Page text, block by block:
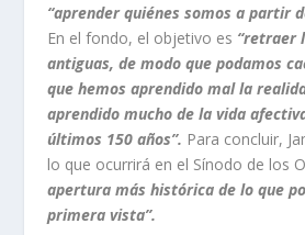
“aprender quiénes somos a partir
En el fondo, el objetivo es “retraer
antiguas, de modo que podamos
que hemos aprendido mal la
aprendido mucho de la vida
últimos 150 años”. Para concluir,
lo que ocurrirá en el Sínodo de los
apertura más histórica de lo que
primera vista”.